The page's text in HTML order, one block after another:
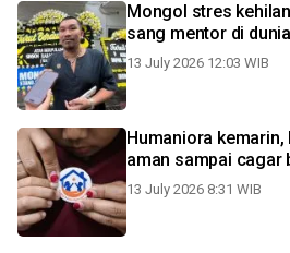
Mongol stres
sang mentor di
13 July 2026 12:03 WIB
Humaniora
aman sampai cagar
13 July 2026 8:31 WIB